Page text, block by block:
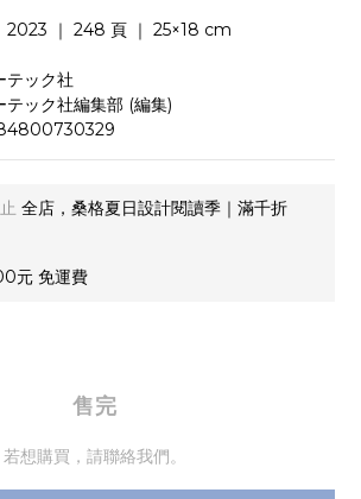
2023 ｜ 248 頁 ｜ 25×18 cm
テック社
ック社編集部 (編集)
全店，桑格夏日設計閱讀季｜滿千折
元 免運費
售完
若想購買，請聯絡我們。